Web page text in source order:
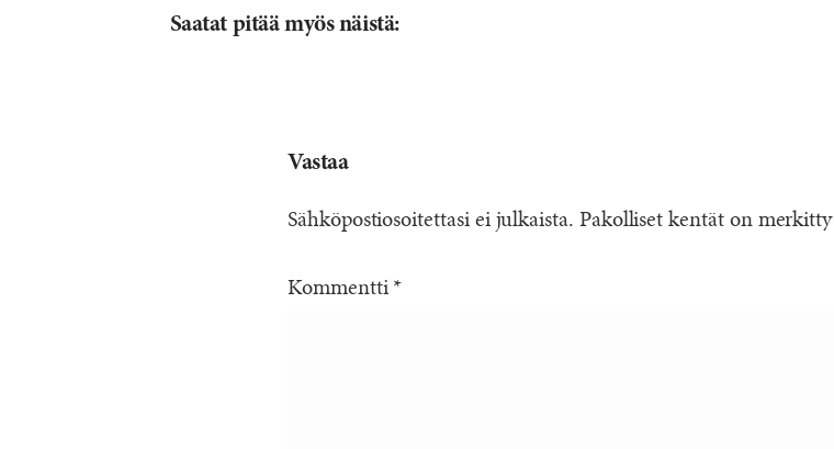
Saatat pitää myös näistä:
Vastaa
Sähköpostiosoitettasi ei julkaista. Pakolliset kentät on merkitty
Kommentti *